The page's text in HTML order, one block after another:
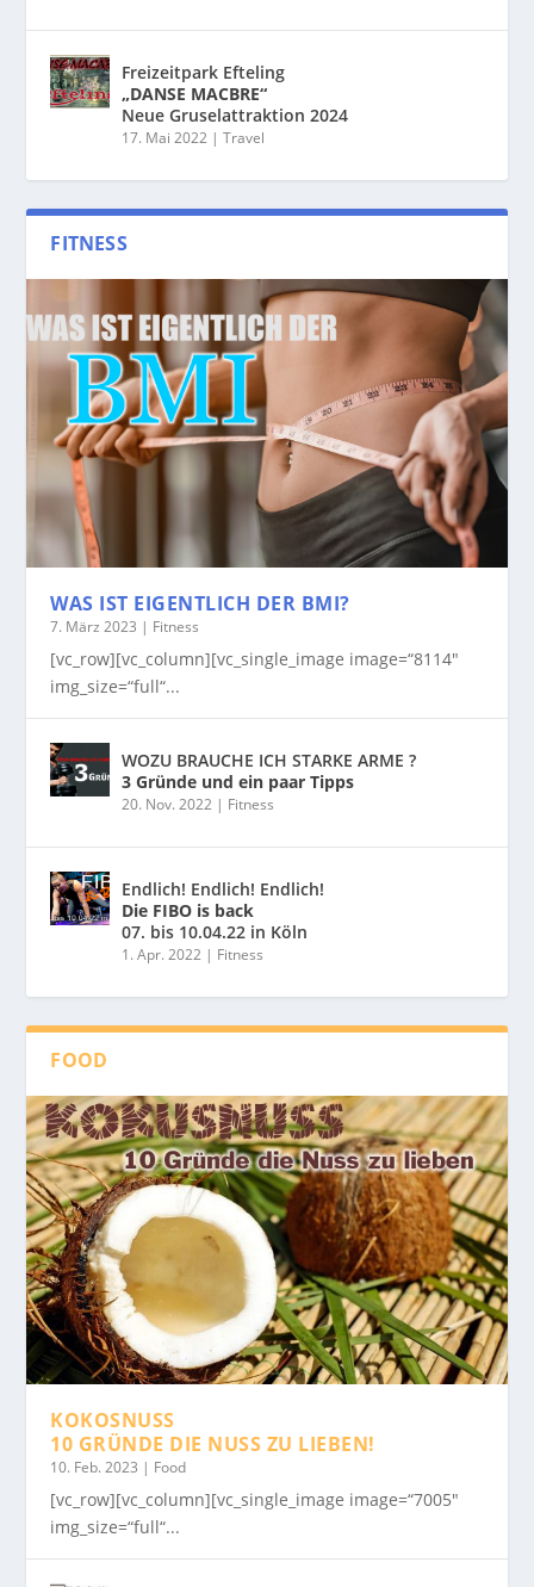
Freizeitpark Efteling
„DANSE MACBRE“
Neue Gruselattraktion 2024
17. Mai 2022 |Travel
FITNESS
WAS IST EIGENTLICH DER BMI?
7. März 2023 | Fitness
[vc_row][vc_column][vc_single_image image=“8114″
img_size=“full“...
WOZU BRAUCHE ICH STARKE ARME ?
3 Gründe und ein paar Tipps
20. Nov. 2022 | Fitness
Endlich! Endlich! Endlich!
Die FIBO is back
07. bis 10.04.22 in Köln
1. Apr. 2022 | Fitness
FOOD
KOKOSNUSS
10 GRÜNDE DIE NUSS ZU LIEBEN!
10. Feb. 2023 | Food
[vc_row][vc_column][vc_single_image image=“7005″
img_size=“full“...